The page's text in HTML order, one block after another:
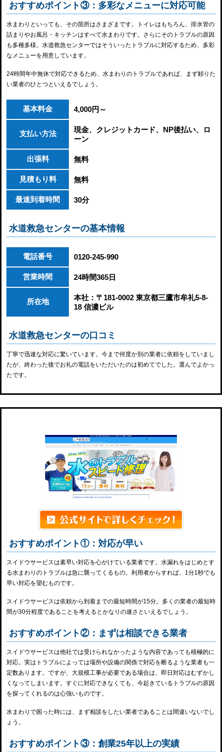
おすすめポイント③：多彩なメニューに対応可能
水まわりといっても、その箇所はさまざまです。トイレはもちろん、排水管の
詰まりやお風呂・キッチンはすべて水まわりです。さらにそのトラブルの原因
も多種多様。水道救急センターではそういったトラブルに対応するため、多彩
なメニューを用意しています。
24時間年中無休で対応できるため、水まわりのトラブルであれば、まず頼りた
い業者のひとつといえるでしょう。
基本料金 4,000円～
支払い方法
現金、クレジットカード、NP後払い、ロ
ーン
出張料 無料
見積もり料 無料
最速到着時間 30分
水道救急センターの基本情報
電話番号 0120-245-990
営業時間 24時間365日
所在地
本社：〒181-0002 東京都三鷹市牟礼5-8-
18 信濃ビル
水道救急センターの口コミ
丁寧で迅速な対応に驚いています。今まで何度か別の業者に依頼をしていまし
たが、終わった後でお礼の電話をいただいたのは初めてでした。選んでよかっ
たです。
おすすめポイント①：対応が早い
スイドウサービスは素早い対応を心がけている業者です。水漏れをはじめとす
る水まわりのトラブルは急に襲ってくるもの。利用者からすれば、1分1秒でも
早い対応を望むものです。
スイドウサービスは依頼から到着までの最短時間が15分。多くの業者の最短時
間が30分程度であることを考えるとかなりの速さといえるでしょう。
おすすめポイント②：まずは相談できる業者
スイドウサービスは他社では受けられなかったような内容であっても積極的に
対応。実はトラブルによっては場所や設備の関係で対応を断るような業者も一
定数あります。ですが、大規模工事が必要である場合は、即日対応はむずかし
くなってしまいます。すぐに対応できなくても、今起きているトラブルの原因
を探ってくれるのは心強いものです。
水まわりで困った時には、まず相談をしたい業者であることは間違いないでし
ょう。
おすすめポイント③：創業25年以上の実績